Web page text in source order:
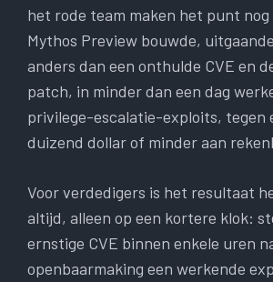
het rode team maken het punt
Mythos Preview bouwde,
anders dan een onthulde CVE en
patch, in minder dan een dag
privilege-escalatie-exploits, tegen
duizend dollar of minder aan
Voor verdedigers is het resultaat
altijd, alleen op een kortere klok:
ernstige CVE binnen enkele uren
openbaarmaking een werkende